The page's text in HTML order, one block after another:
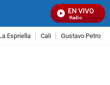
EN VIVO
Señal Visual Radio
Espriella Cali Gustavo Petro